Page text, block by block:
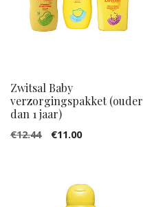
Zwitsal Baby
verzorgingspakket (ouder
dan 1 jaar)
€12.44
Oorspronkelijke
€12.44.
€11.00Huidige
€11.00.